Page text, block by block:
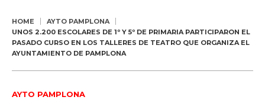
HOME
AYTO PAMPLONA
UNOS 2.200 ESCOLARES DE 1º Y 5º DE PRIMARIA PARTICIPARON EL
PASADO CURSO EN LOS TALLERES DE TEATRO QUE ORGANIZA EL
AYUNTAMIENTO DE PAMPLONA
AYTO PAMPLONA